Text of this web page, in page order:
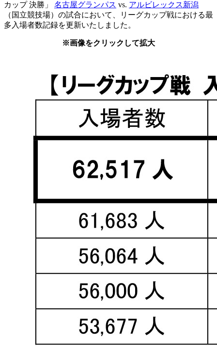
カップ 決勝」 名古屋グランパス vs. アルビレックス新潟
（国立競技場）の試合において、リーグカップ戦における最
多入場者数記録を更新いたしました。
※画像をクリックして拡大